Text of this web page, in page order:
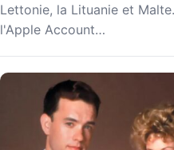
Lettonie, la Lituanie et
l'Apple Account…